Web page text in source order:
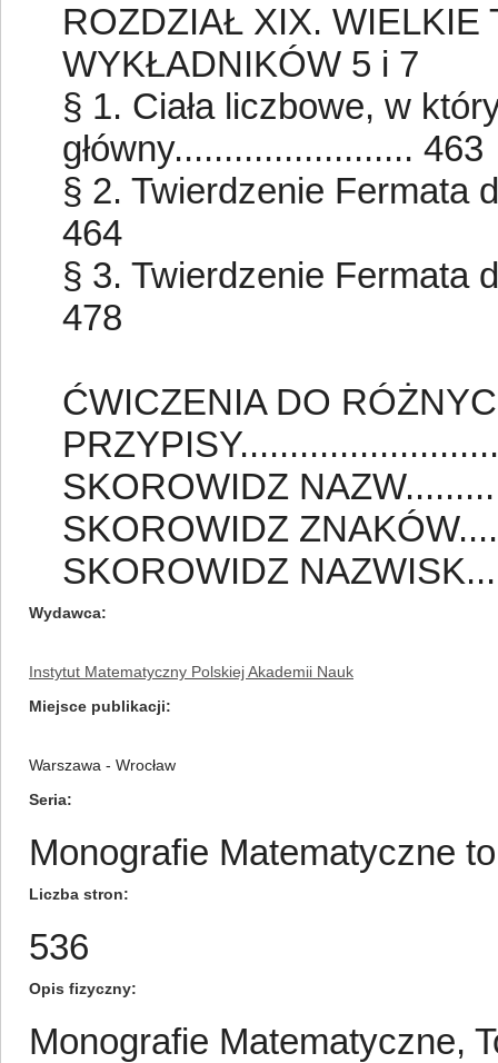
ROZDZIAŁ XIX. WIELKIE
WYKŁADNIKÓW 5 i 7
§ 1. Ciała liczbowe, w
główny........................ 463
§ 2. Twierdzenie Fermata
464
§ 3. Twierdzenie Fermata
478
ĆWICZENIA DO
SKOROWIDZ
SKOROWIDZ
SKOROWIDZ
Wydawca
Instytut Matematyczny Polskiej Akademii Nauk
Miejsce publikacji
Warszawa - Wrocław
Seria
Monografie Matematyczne
Liczba stron
536
Opis fizyczny
Monografie Matematyczne,